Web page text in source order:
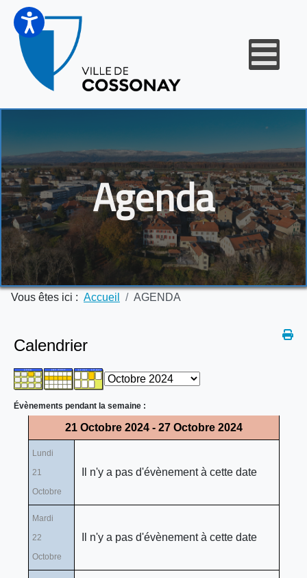
Agenda
Vous êtes ici : Accueil AGENDA
Calendrier
Évènements pendant la semaine :
21 Octobre 2024 - 27 Octobre 2024
Lundi
21
Octobre
Il n'y a pas d'évènement à cette date
Mardi
22
Octobre
Il n'y a pas d'évènement à cette date